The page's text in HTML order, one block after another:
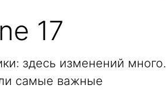
17
здесь изменений много.
самые важные